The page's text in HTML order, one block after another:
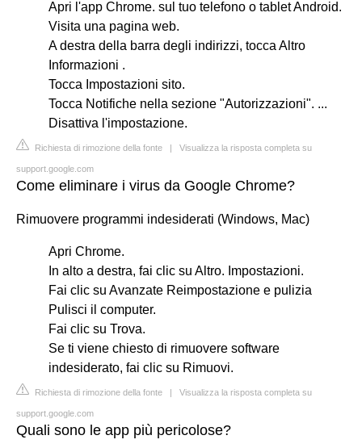
Apri l'app Chrome. sul tuo telefono o tablet Android.
Visita una pagina web.
A destra della barra degli indirizzi, tocca Altro
Informazioni .
Tocca Impostazioni sito.
Tocca Notifiche nella sezione "Autorizzazioni". ...
Disattiva l'impostazione.
Richiesta di rimozione della fonte | Visualizza la risposta completa su
support.google.com
Come eliminare i virus da Google Chrome?
Rimuovere programmi indesiderati (Windows, Mac)
Apri Chrome.
In alto a destra, fai clic su Altro. Impostazioni.
Fai clic su Avanzate Reimpostazione e pulizia
Pulisci il computer.
Fai clic su Trova.
Se ti viene chiesto di rimuovere software
indesiderato, fai clic su Rimuovi.
Richiesta di rimozione della fonte | Visualizza la risposta completa su
support.google.com
Quali sono le app più pericolose?